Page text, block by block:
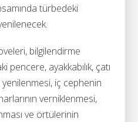
türbedeki
bilgilendirme
pencere, ayakkabılık, çatı
yenilenmesi, iç cephenin
verniklenmesi,
ve örtülerinin